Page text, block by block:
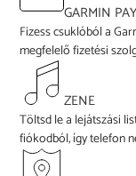
GARMIN PAY
Fizess csuklóból a
megfelelő fizetési
ZENE
Töltsd le a lejátszási
fiókodból, így telefon